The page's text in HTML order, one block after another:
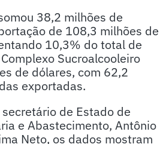
38,2 milhões de
de 108,3 milhões de
10,3% do total de
Sucroalcooleiro
de dólares, com 62,2
exportadas.
de Estado de
e Abastecimento, Antônio
Neto, os dados mostram